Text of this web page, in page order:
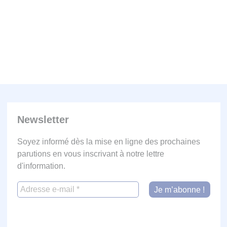
Newsletter
Soyez informé dès la mise en ligne des prochaines
parutions en vous inscrivant à notre lettre
d'information.